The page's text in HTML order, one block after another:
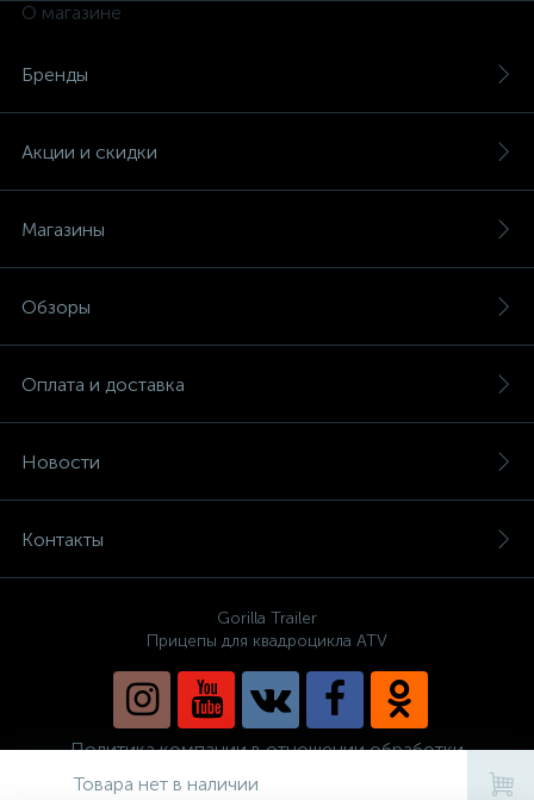
Товара нет в наличии
О магазине
Бренды
Акции и скидки
Магазины
Обзоры
Оплата и доставка
Новости
Контакты
Gorilla Trailer
Прицепы для квадроцикла ATV
Политика компании в отношении обработки